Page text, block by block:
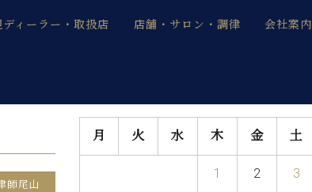
ディーラー・取扱店 店舗・サロン・調律 会社案内
師尾山
月 火 水 木 金 土
1 2 3